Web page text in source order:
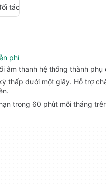
tác
phí
âm thanh hệ thống thành
thấp dưới một giây. Hỗ trợ
trong 60 phút mỗi tháng